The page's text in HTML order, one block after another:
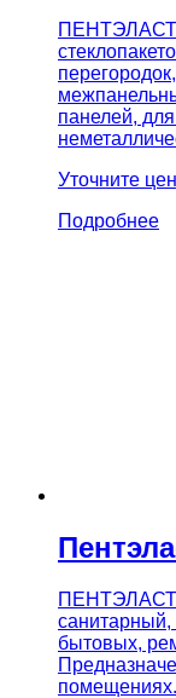
ПЕНТЭЛАСТ
панелей,
Уточните
Подробнее
ПЕНТЭЛАСТ
санитарный,
бытовых,
помещениях.